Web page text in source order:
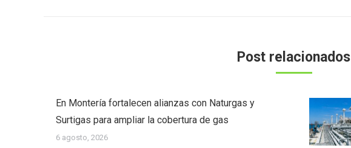
Post relacionados
En Montería fortalecen alianzas con Naturgas y
Surtigas para ampliar la cobertura de gas
6 agosto, 2026